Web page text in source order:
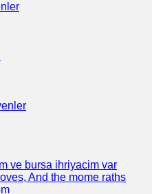
ve bursa ihriyacim var
And the mome raths